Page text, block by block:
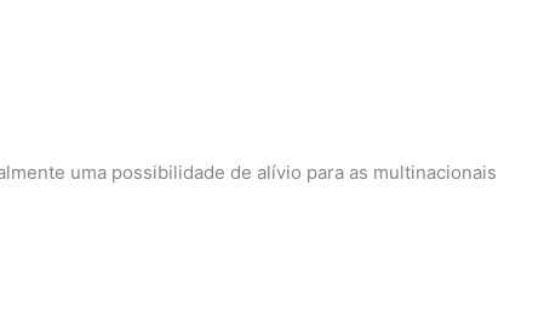
uma possibilidade de alívio para as multinacionais